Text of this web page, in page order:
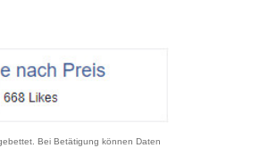
Bei Betätigung können Daten